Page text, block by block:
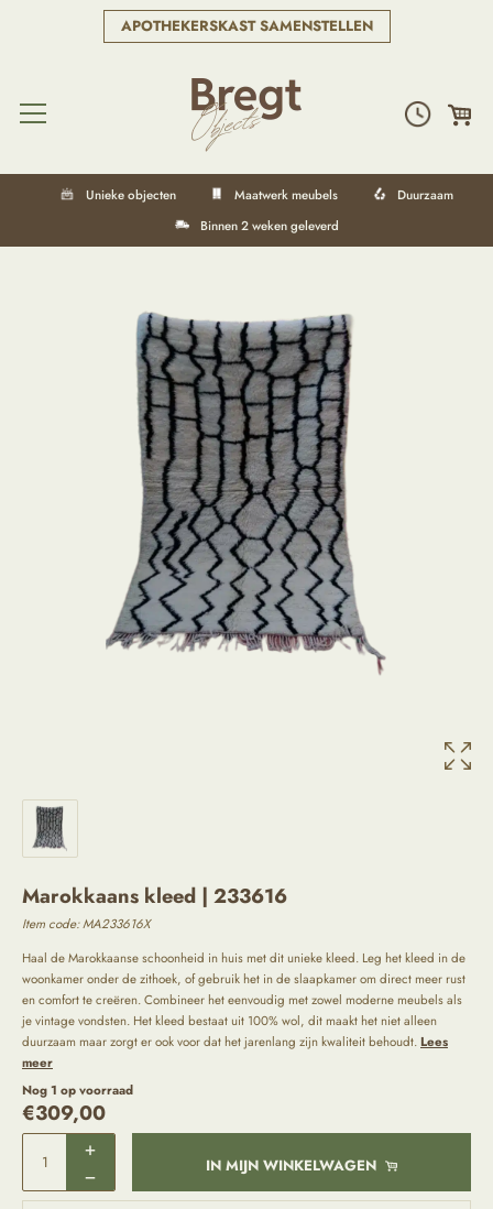
APOTHEKERSKAST SAMENSTELLEN
Unieke objecten Maatwerk meubels
Duurzaam
Binnen 2 weken geleverd
Marokkaans kleed | 233616
Item code:MA233616X
Haal de Marokkaanse schoonheid in huis met dit unieke kleed. Leg het kleed in de
woonkamer onder de zithoek, of gebruik het in de slaapkamer om direct meer rust
en comfort te creëren. Combineer het eenvoudig met zowel moderne meubels als
je vintage vondsten. Het kleed bestaat uit 100% wol, dit maakt het niet alleen
duurzaam maar zorgt er ook voor dat het jarenlang zijn kwaliteit behoudt.Lees
meer
Nog 1 op voorraad
€309,00
IN MIJN WINKELWAGEN